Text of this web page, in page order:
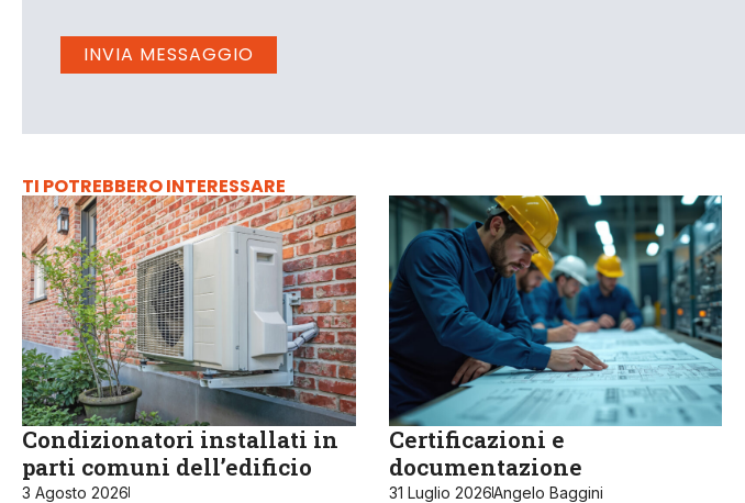
TI POTREBBERO INTERESSARE
Condizionatori installati in
parti comuni dell’edificio
3 Agosto 2026
Certificazioni e
documentazione
31 Luglio 2026Angelo Baggini